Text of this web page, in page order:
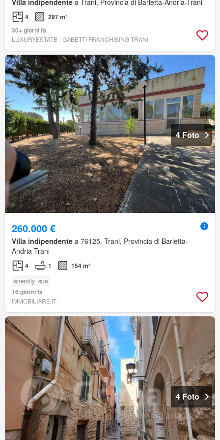
Villa indipendente a Trani, Provincia di Barletta-Andria-Trani
4
297 m²
30+ giorni fa
LUXURYESTATE - GABETTI FRANCHISING TRANI
4 Foto
260.000 €
Villa indipendente a 76125, Trani, Provincia di Barletta-
Andria-Trani
4 1 154 m²
amenity_spa
16 giorni fa
IMMOBILIARE.IT
4 Foto